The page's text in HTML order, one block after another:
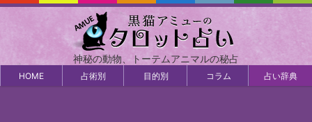
神秘の動物、トーテムアニマルの秘占
HOME 占術別 目的別 コラム 占い辞典